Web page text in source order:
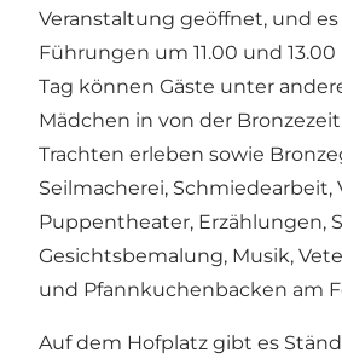
Veranstaltung geöffnet, und
Führungen um 11.00 und
Tag können Gäste unter
Mädchen in von der
Trachten erleben sowie
Seilmacherei, Schmiedearbeit,
Puppentheater, Erzählungen,
Gesichtsbemalung, Musik,
und Pfannkuchenbacken am
Auf dem Hofplatz gibt es